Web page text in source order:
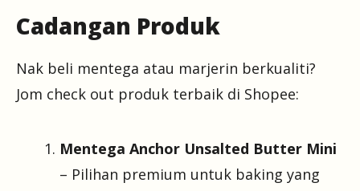
Cadangan Produk
Nak beli mentega atau marjerin berkualiti?
Jom check out produk terbaik di Shopee:
Mentega Anchor Unsalted Butter Mini
– Pilihan premium untuk baking yang